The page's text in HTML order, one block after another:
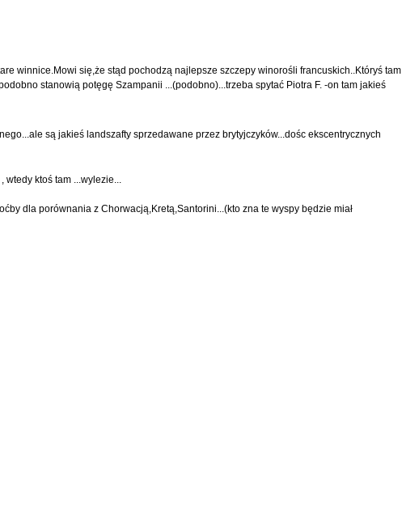
winnice.Mowi się,że stąd pochodzą najlepsze szczepy winorośli francuskich..Któryś tam
stanowią potęgę Szampanii ...(podobno)...trzeba spytać Piotra F. -on tam jakieś
są jakieś landszafty sprzedawane przez brytyjczyków...dośc ekscentrycznych
ktoś tam ...wylezie...
dla porównania z Chorwacją,Kretą,Santorini...(kto zna te wyspy będzie miał